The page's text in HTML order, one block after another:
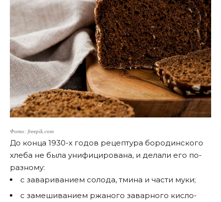
Фото: freepik.com
До конца 1930-х годов рецептура бородинского
хлеба не была унифицирована, и делали его по-
разному:
с завариванием солода, тмина и части муки;
с замешиванием ржаного заварного кисло-